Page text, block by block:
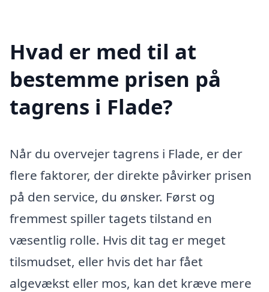
Hvad er med til at
bestemme prisen på
tagrens i Flade?
Når du overvejer tagrens i Flade, er der
flere faktorer, der direkte påvirker prisen
på den service, du ønsker. Først og
fremmest spiller tagets tilstand en
væsentlig rolle. Hvis dit tag er meget
tilsmudset, eller hvis det har fået
algevækst eller mos, kan det kræve mere